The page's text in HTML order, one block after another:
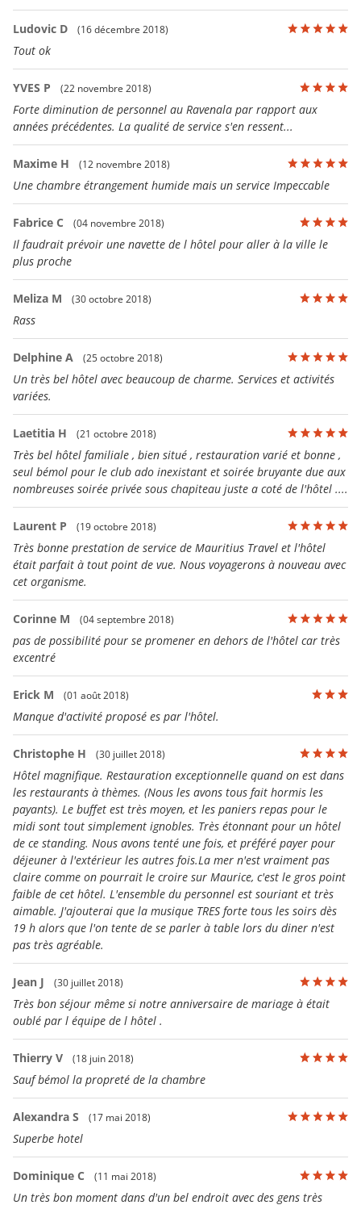
Ludovic D (16 décembre 2018)
Tout ok
YVES P (22 novembre 2018)
Forte diminution de personnel au Ravenala par rapport aux
années précédentes. La qualité de service s'en ressent...
Maxime H (12 novembre 2018)
Une chambre étrangement humide mais un service Impeccable
Fabrice C (04 novembre 2018)
Il faudrait prévoir une navette de l hôtel pour aller à la ville le
plus proche
Meliza M (30 octobre 2018)
Rass
Delphine A (25 octobre 2018)
Un très bel hôtel avec beaucoup de charme. Services et activités
variées.
Laetitia H (21 octobre 2018)
Très bel hôtel familiale , bien situé , restauration varié et bonne ,
seul bémol pour le club ado inexistant et soirée bruyante due aux
nombreuses soirée privée sous chapiteau juste a coté de l'hôtel ....
Laurent P (19 octobre 2018)
Très bonne prestation de service de Mauritius Travel et l'hôtel
était parfait à tout point de vue. Nous voyagerons à nouveau avec
cet organisme.
Corinne M (04 septembre 2018)
pas de possibilité pour se promener en dehors de l'hôtel car très
excentré
Erick M (01 août 2018)
Manque d'activité proposé es par l'hôtel.
Christophe H (30 juillet 2018)
Hôtel magnifique. Restauration exceptionnelle quand on est dans
les restaurants à thèmes. (Nous les avons tous fait hormis les
payants). Le buffet est très moyen, et les paniers repas pour le
midi sont tout simplement ignobles. Très étonnant pour un hôtel
de ce standing. Nous avons tenté une fois, et préféré payer pour
déjeuner à l'extérieur les autres fois.La mer n'est vraiment pas
claire comme on pourrait le croire sur Maurice, c'est le gros point
faible de cet hôtel. L'ensemble du personnel est souriant et très
aimable. J'ajouterai que la musique TRES forte tous les soirs dès
19 h alors que l'on tente de se parler à table lors du diner n'est
pas très agréable.
Jean J (30 juillet 2018)
Très bon séjour même si notre anniversaire de mariage à était
oublé par l équipe de l hôtel .
Thierry V (18 juin 2018)
Sauf bémol la propreté de la chambre
Alexandra S (17 mai 2018)
Superbe hotel
Dominique C (11 mai 2018)
Un très bon moment dans d'un bel endroit avec des gens très